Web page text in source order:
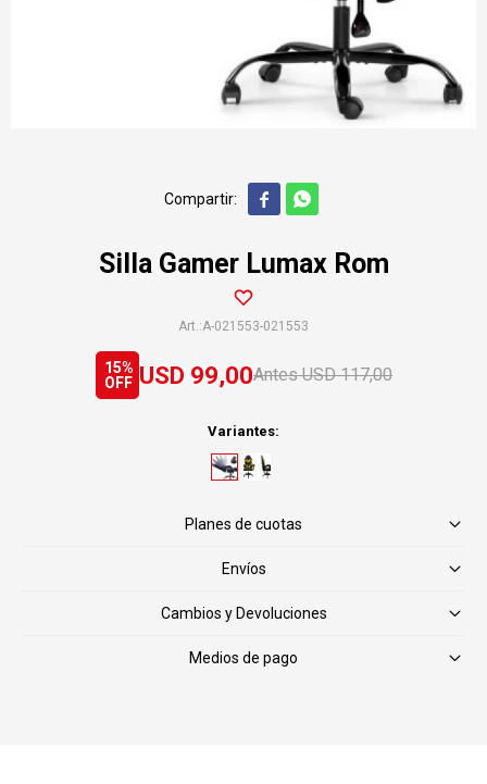
 
Silla Gamer Lumax Rom
A-021553-021553
USD 99,00 USD 117,00
15
Variantes:
Planes de cuotas
Envíos
Cambios y Devoluciones
Medios de pago